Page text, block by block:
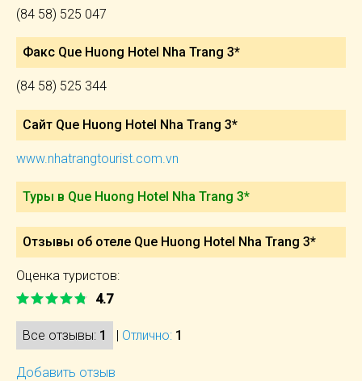
(84 58) 525 047
Факс Que Huong Hotel Nha Trang 3*
(84 58) 525 344
Сайт Que Huong Hotel Nha Trang 3*
www.nhatrangtourist.com.vn
Туры в Que Huong Hotel Nha Trang 3*
Отзывы об отеле Que Huong Hotel Nha Trang 3*
Оценка туристов:
4.7
Все отзывы: 1 | Отлично: 1
Добавить отзыв